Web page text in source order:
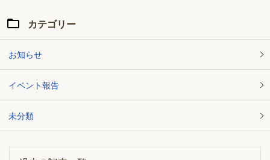
カテゴリー
お知らせ
イベント報告
未分類